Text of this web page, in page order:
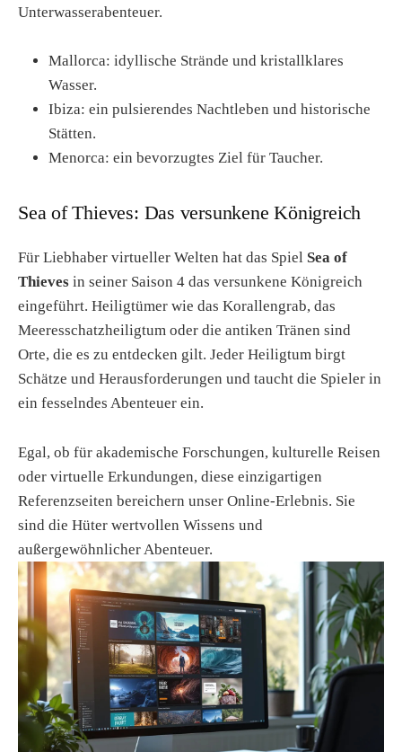
Unterwasserabenteuer.
Mallorca: idyllische Strände und kristallklares
Wasser.
Ibiza: ein pulsierendes Nachtleben und historische
Stätten.
Menorca: ein bevorzugtes Ziel für Taucher.
Sea of Thieves: Das versunkene Königreich
Für Liebhaber virtueller Welten hat das Spiel Sea of
Thieves in seiner Saison 4 das versunkene Königreich
eingeführt. Heiligtümer wie das Korallengrab, das
Meeresschatzheiligtum oder die antiken Tränen sind
Orte, die es zu entdecken gilt. Jeder Heiligtum birgt
Schätze und Herausforderungen und taucht die Spieler in
ein fesselndes Abenteuer ein.
Egal, ob für akademische Forschungen, kulturelle Reisen
oder virtuelle Erkundungen, diese einzigartigen
Referenzseiten bereichern unser Online-Erlebnis. Sie
sind die Hüter wertvollen Wissens und
außergewöhnlicher Abenteuer.